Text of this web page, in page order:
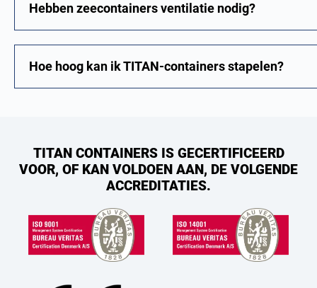
Hebben zeecontainers ventilatie nodig?
Hoe hoog kan ik TITAN-containers stapelen?
TITAN CONTAINERS IS GECERTIFICEERD
VOOR, OF KAN VOLDOEN AAN, DE VOLGENDE
ACCREDITATIES.